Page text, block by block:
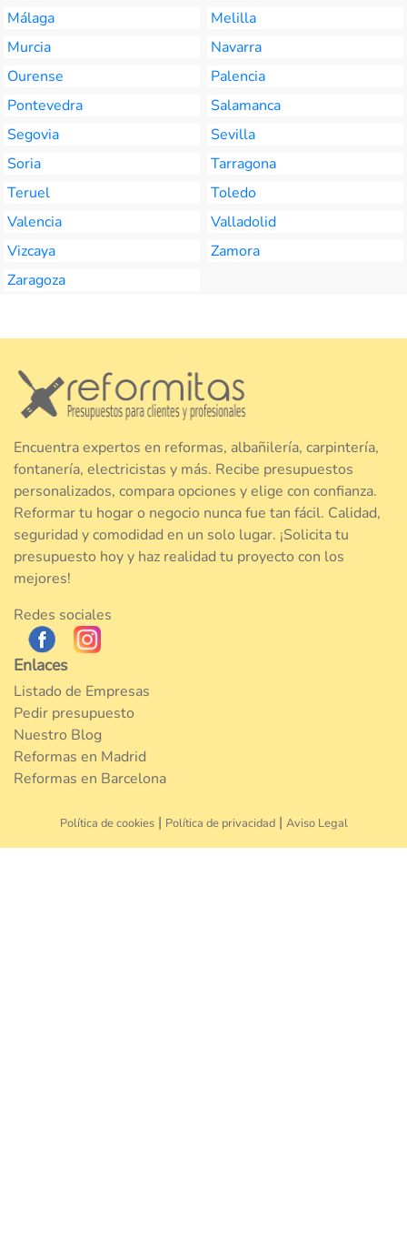
Málaga
Melilla
Murcia
Navarra
Ourense
Palencia
Pontevedra
Salamanca
Segovia
Sevilla
Soria
Tarragona
Teruel
Toledo
Valencia
Valladolid
Vizcaya
Zamora
Zaragoza
Encuentra expertos en reformas, albañilería, carpintería,
fontanería, electricistas y más. Recibe presupuestos
personalizados, compara opciones y elige con confianza.
Reformar tu hogar o negocio nunca fue tan fácil. Calidad,
seguridad y comodidad en un solo lugar. ¡Solicita tu
presupuesto hoy y haz realidad tu proyecto con los
mejores!
Redes sociales
Enlaces
Listado de Empresas
Pedir presupuesto
Nuestro Blog
Reformas en Madrid
Reformas en Barcelona
Política de cookies| Política de privacidad| Aviso Legal